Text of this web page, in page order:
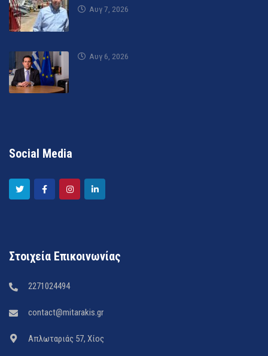
Αυγ 7, 2026
Αυγ 6, 2026
Social Media
Στοιχεία Επικοινωνίας
2271024494
contact@mitarakis.gr
Απλωταριάς 57, Χίος